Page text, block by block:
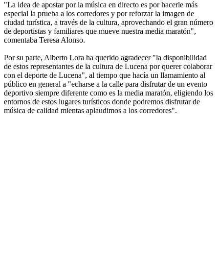
"La idea de apostar por la música en directo es por hacerle más
especial la prueba a los corredores y por reforzar la imagen de
ciudad turística, a través de la cultura, aprovechando el gran número
de deportistas y familiares que mueve nuestra media maratón",
comentaba Teresa Alonso.
Por su parte, Alberto Lora ha querido agradecer "la disponibilidad
de estos representantes de la cultura de Lucena por querer colaborar
con el deporte de Lucena", al tiempo que hacía un llamamiento al
público en general a "echarse a la calle para disfrutar de un evento
deportivo siempre diferente como es la media maratón, eligiendo los
entornos de estos lugares turísticos donde podremos disfrutar de
música de calidad mientas aplaudimos a los corredores".